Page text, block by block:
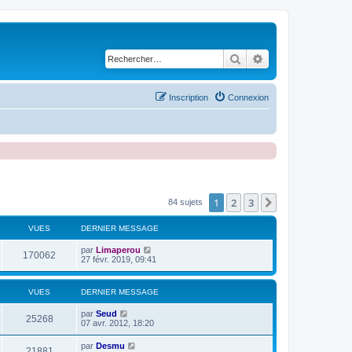
Rechercher
Connexion
Inscription
84 sujets 1 2 3
VUES DERNIER MESSAGE
170062
u
D
e
n
e
r
m
e
s
s
par Limaperou
27 févr. 2019, 09:41
VUES DERNIER MESSAGE
25268V
u
D
e
par Seud
07 avr. 2012, 18:20
D
par Desmu